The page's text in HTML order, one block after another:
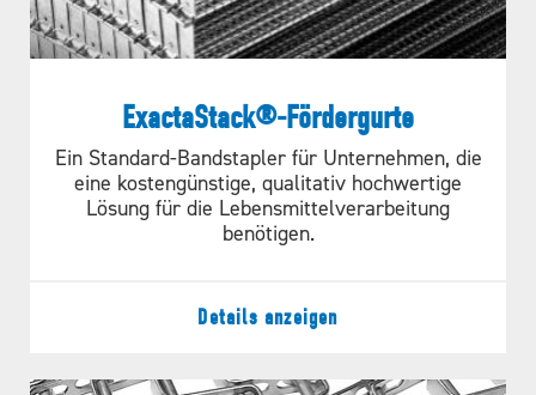
ExactaStack®-Fördergurte
Ein Standard-Bandstapler für Unternehmen, die
eine kostengünstige, qualitativ hochwertige
Lösung für die Lebensmittelverarbeitung
benötigen.
Details anzeigen